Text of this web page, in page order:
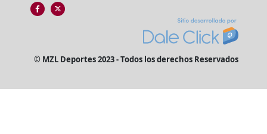
© MZL Deportes 2023 - Todos los derechos Reservados